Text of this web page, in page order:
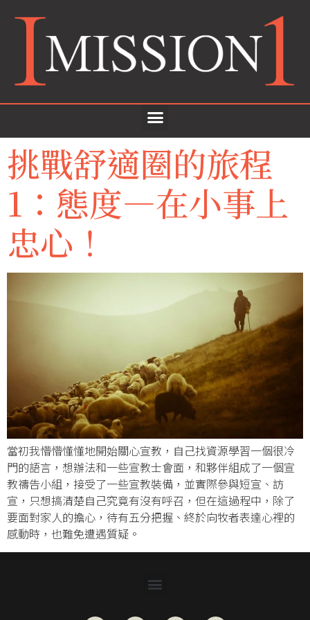
挑戰舒適圈的旅程
1：態度—在小事上
忠心！
當初我懵懵懂懂地開始關心宣教，自己找資源學習一個很冷
門的語言，想辦法和一些宣教士會面，和夥伴組成了一個宣
教禱告小組，接受了一些宣教裝備，並實際參與短宣、訪
宣，只想搞清楚自己究竟有沒有呼召，但在這過程中，除了
要面對家人的擔心，待有五分把握、終於向牧者表達心裡的
感動時，也難免遭遇質疑。